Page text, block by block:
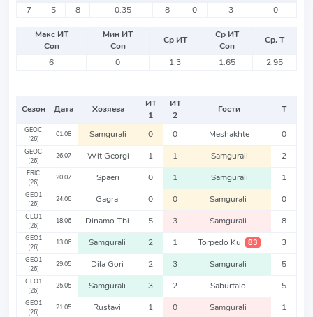
7
5 8 -0.35 8 0 3 0
Макс ИТ
Соп
Мин ИТ
Соп
Ср ИТ
Ср ИТ
Соп
Ср. Т
6
0 1.3 1.65 2.95
Сезон Дата Хозяева
ИТ
1
ИТ
2
Гости Т
GEOC
(26)
01.08 Samgurali 0 0 Meshakhte 0
GEOC
(26)
26.07 Wit Georgi 1 1 Samgurali 2
FRIC
(26)
20.07 Spaeri 0 1 Samgurali 1
GEO1
(26)
24.06 Gagra 0 0 Samgurali 0
GEO1
(26)
18.06 Dinamo Tbi 5 3 Samgurali 8
GEO1
(26)
13.06 Samgurali 2 1 Torpedo Ku 83 3
GEO1
(26)
29.05 Dila Gori 2 3 Samgurali 5
GEO1
(26)
25.05 Samgurali 3 2 Saburtalo 5
GEO1
(26)
21.05 Rustavi 1 0 Samgurali 1